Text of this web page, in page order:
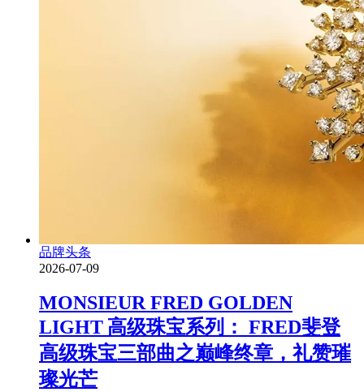
品牌头条
2026-07-09
MONSIEUR FRED GOLDEN
LIGHT 高级珠宝系列： FRED斐登
高级珠宝三部曲之巅峰终章，礼赞璀
璨光芒